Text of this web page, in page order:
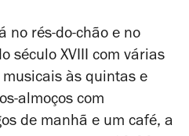
no rés-do-chão e no
século XVIII com várias
às quintas e
almoços com
de manhã e um café, a